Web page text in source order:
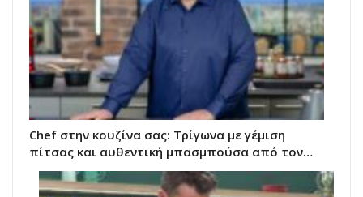
Chef στην κουζίνα σας: Τρίγωνα με γέμιση
πίτσας και αυθεντική μπασμπούσα από τον…